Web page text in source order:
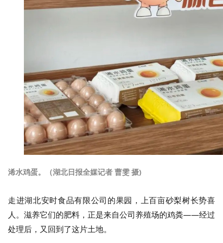
浠水鸡蛋。（湖北日报全媒记者 曹雯 摄)
走进湖北安时食品有限公司的果园，上百亩砂梨树长势喜
人。滋养它们的肥料，正是来自公司养殖场的鸡粪——经过
处理后，又回到了这片土地。